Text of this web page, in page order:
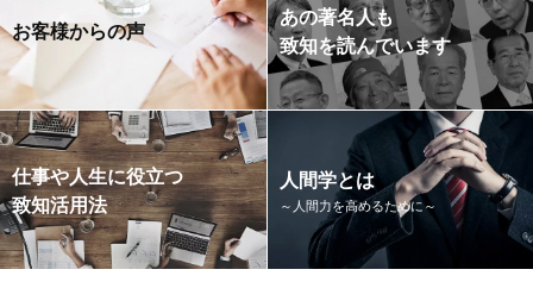
お客様からの声
あの著名人も
致知を読んでいます
仕事や人生に役立つ
致知活用法
人間学とは
～人間力を高めるために～